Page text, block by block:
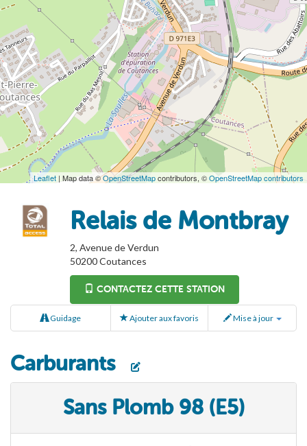
Leaflet | Map data ©OpenStreetMapcontributors, ©OpenStreetMap contributors
Relais de Montbray
2, Avenue de Verdun
50200Coutances
CONTACTEZ CETTE STATION
Guidage Ajouter aux favoris Mise à jour
Carburants
Sans Plomb 98 (E5)